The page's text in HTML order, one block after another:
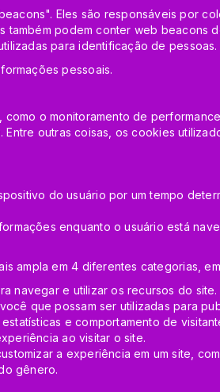
Eles são responsáveis por
podem conter web beacons
para identificação de pessoas.
pessoais.
o monitoramento de
outras coisas, os cookies
do usuário por um tempo
enquanto o usuário está
ampla em 4 diferentes categorias,
navegar e utilizar os recursos do
que possam ser utilizadas para
e comportamento de
ao visitar o site.
a experiência em um site,
gênero.